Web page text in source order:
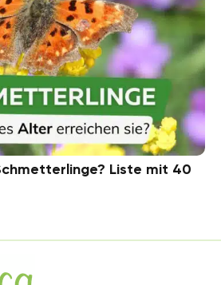
Liste mit 40